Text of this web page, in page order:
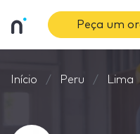
Peça um
Início Peru Lima